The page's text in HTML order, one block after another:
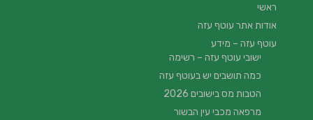
ראשי
אודות אתר עוטף עזה
עוטף עזה – מידע
ישובי עוטף עזה – רשימה
כמה תושבים יש בעוטף עזה
הטבות מס בישובים 2026
מרפאה מכבי עין הבשור